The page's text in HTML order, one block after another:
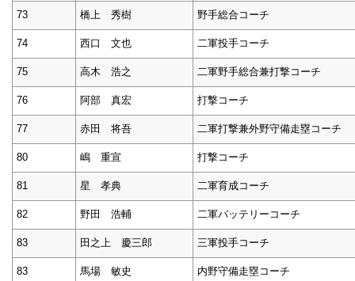
73 橋上 秀樹 野手総合コーチ
74 西口 文也 二軍投手コーチ
75 高木 浩之 二軍野手総合兼打撃コーチ
76 阿部 真宏 打撃コーチ
77 赤田 将吾 二軍打撃兼外野守備走塁コーチ
80 嶋 重宣 打撃コーチ
81 星 孝典 二軍育成コーチ
82 野田 浩輔 二軍バッテリーコーチ
83 田之上 慶三郎 三軍投手コーチ
83 馬場 敏史 内野守備走塁コーチ